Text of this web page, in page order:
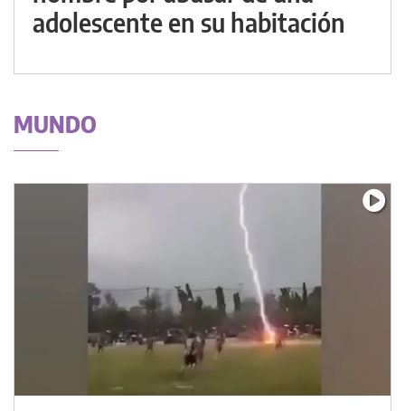
adolescente en su habitación
MUNDO